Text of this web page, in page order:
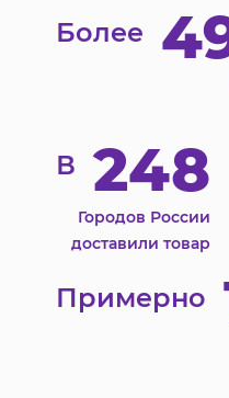
Более
В 248
Городов России
доставили товар
Примерно